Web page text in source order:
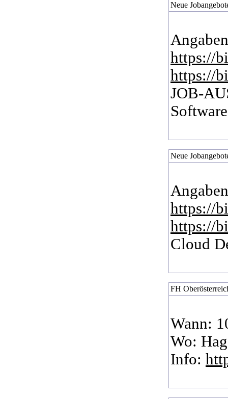
Neue
https://
https://
JOB-
Neue
https://
https://
Cloud
FH
Wann:
Wo:
Info: